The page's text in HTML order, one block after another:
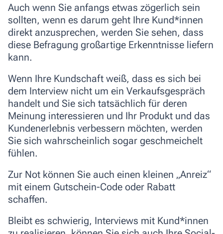
Auch wenn Sie anfangs etwas zögerlich sein
sollten, wenn es darum geht Ihre Kund*innen
direkt anzusprechen, werden Sie sehen, dass
diese Befragung großartige Erkenntnisse liefern
kann.
Wenn Ihre Kundschaft weiß, dass es sich bei
dem Interview nicht um ein Verkaufsgespräch
handelt und Sie sich tatsächlich für deren
Meinung interessieren und Ihr Produkt und das
Kundenerlebnis verbessern möchten, werden
Sie sich wahrscheinlich sogar geschmeichelt
fühlen.
Zur Not können Sie auch einen kleinen „Anreiz“
mit einem Gutschein-Code oder Rabatt
schaffen.
Bleibt es schwierig, Interviews mit Kund*innen